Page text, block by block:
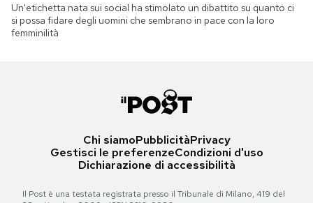
Un'etichetta nata sui social ha stimolato un dibattito su quanto ci
si possa fidare degli uomini che sembrano in pace con la loro
femminilità
Chi siamoPubblicitàPrivacy
Gestisci le preferenzeCondizioni d'uso
Dichiarazione di accessibilità
Il Post è una testata registrata presso il Tribunale di Milano, 419 del